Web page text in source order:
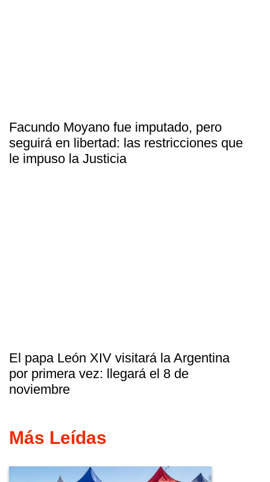
Facundo Moyano fue imputado, pero
seguirá en libertad: las restricciones que
le impuso la Justicia
El papa León XIV visitará la Argentina
por primera vez: llegará el 8 de
noviembre
Más Leídas